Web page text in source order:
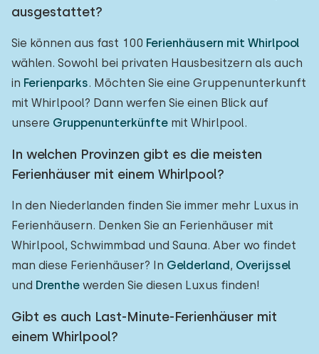
ausgestattet?
Sie können aus fast 100 Ferienhäusern mit Whirlpool
wählen. Sowohl bei privaten Hausbesitzern als auch
in Ferienparks. Möchten Sie eine Gruppenunterkunft
mit Whirlpool? Dann werfen Sie einen Blick auf
unsere Gruppenunterkünfte mit Whirlpool.
In welchen Provinzen gibt es die meisten
Ferienhäuser mit einem Whirlpool?
In den Niederlanden finden Sie immer mehr Luxus in
Ferienhäusern. Denken Sie an Ferienhäuser mit
Whirlpool, Schwimmbad und Sauna. Aber wo findet
man diese Ferienhäuser? In Gelderland, Overijssel
und Drenthe werden Sie diesen Luxus finden!
Gibt es auch Last-Minute-Ferienhäuser mit
einem Whirlpool?